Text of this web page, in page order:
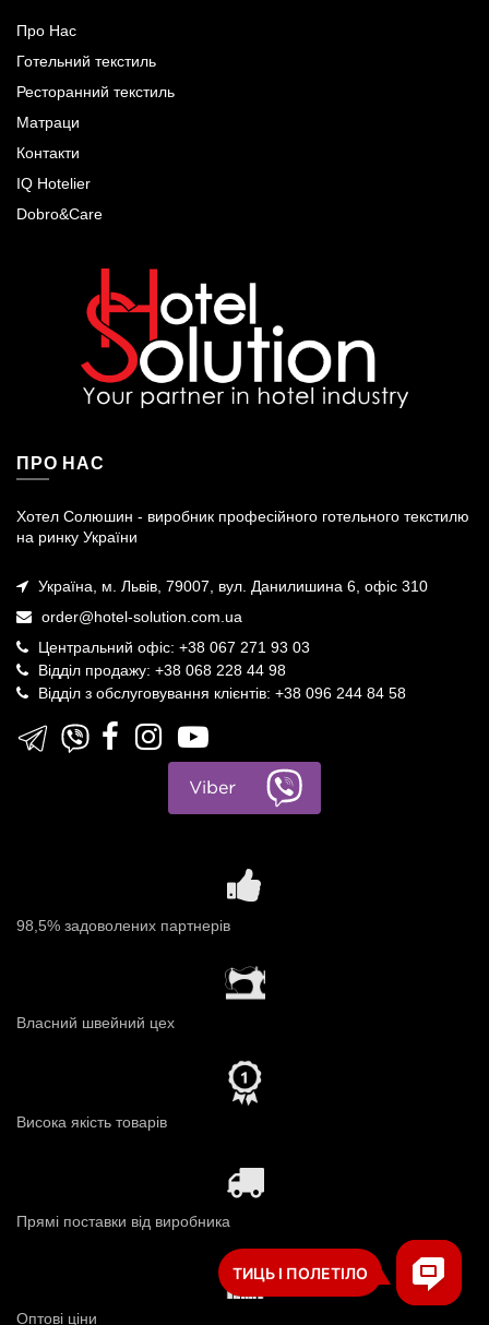
Про Нас
Готельний текстиль
Ресторанний текстиль
Матраци
Контакти
IQ Hotelier
Dobro&Care
ПРО НАС
Хотел Солюшин - виробник професійного готельного текстилю
на ринку України
Україна, м. Львів, 79007, вул. Данилишина 6, офіс 310
order@hotel-solution.com.ua
Центральний офіс: +38 067 271 93 03
Відділ продажу: +38 068 228 44 98
Відділ з обслуговування клієнтів: +38 096 244 84 58
98,5% задоволених партнерів
Власний швейний цех
Висока якість товарів
Прямі поставки від виробника
Оптові ціни